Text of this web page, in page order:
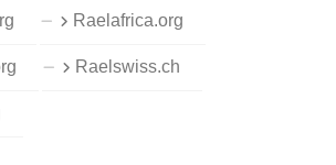
Raelafrica.org
Raelswiss.ch